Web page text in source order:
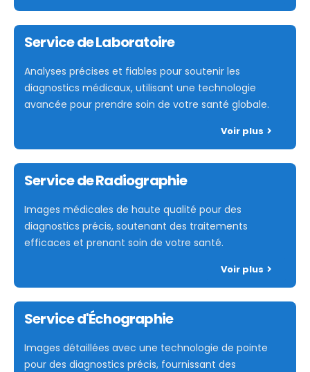
Service de Laboratoire
Analyses précises et fiables pour soutenir les
diagnostics médicaux, utilisant une technologie
avancée pour prendre soin de votre santé globale.
Voir plus
Service de Radiographie
Images médicales de haute qualité pour des
diagnostics précis, soutenant des traitements
efficaces et prenant soin de votre santé.
Voir plus
Service d'Échographie
Images détaillées avec une technologie de pointe
pour des diagnostics précis, fournissant des